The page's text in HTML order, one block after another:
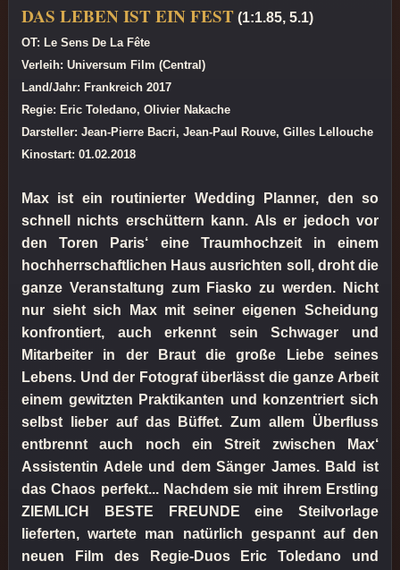
DAS LEBEN IST EIN FEST (1:1.85, 5.1)
OT: Le Sens De La Fête
Verleih: Universum Film (Central)
Land/Jahr: Frankreich 2017
Regie: Eric Toledano, Olivier Nakache
Darsteller: Jean-Pierre Bacri, Jean-Paul Rouve, Gilles Lellouche
Kinostart: 01.02.2018
Max ist ein routinierter Wedding Planner, den so
schnell nichts erschüttern kann. Als er jedoch vor
den Toren Paris‘ eine Traumhochzeit in einem
hochherrschaftlichen Haus ausrichten soll, droht die
ganze Veranstaltung zum Fiasko zu werden. Nicht
nur sieht sich Max mit seiner eigenen Scheidung
konfrontiert, auch erkennt sein Schwager und
Mitarbeiter in der Braut die große Liebe seines
Lebens. Und der Fotograf überlässt die ganze Arbeit
einem gewitzten Praktikanten und konzentriert sich
selbst lieber auf das Büffet. Zum allem Überfluss
entbrennt auch noch ein Streit zwischen Max‘
Assistentin Adele und dem Sänger James. Bald ist
das Chaos perfekt... Nachdem sie mit ihrem Erstling
ZIEMLICH BESTE FREUNDE eine Steilvorlage
lieferten, wartete man natürlich gespannt auf den
neuen Film des Regie-Duos Eric Toledano und